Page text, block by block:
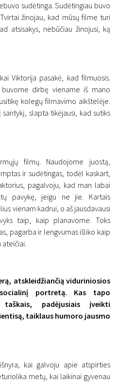
sudėtinga. Sudėtingiau buvo
žinojau, kad mūsų filme turi
atsisakys, nebūčiau žinojusi, ką
Viktorija pasakė, kad filmuosis.
dirbę viename iš mano
kolegų filmavimo aikštelėje.
slapta tikėjausi, kad sutiks
filmų. Naudojome juostą,
ir sudėtingas, todėl kaskart,
pagalvoju, kad man labai
pavykę, jeigu ne jie. Kartais
vienam kadrui, o aš jausdavausi
taip, kaip planavome. Toks
pagarba ir lengvumas išliko kaip
ateičiai.
atskleidžiančią viduriniosios
portretą. Kas tapo
padėjusiais įveikti
taiklaus humoro jausmo
kai galvoju apie atspirties
metų, kai laikinai gyvenau